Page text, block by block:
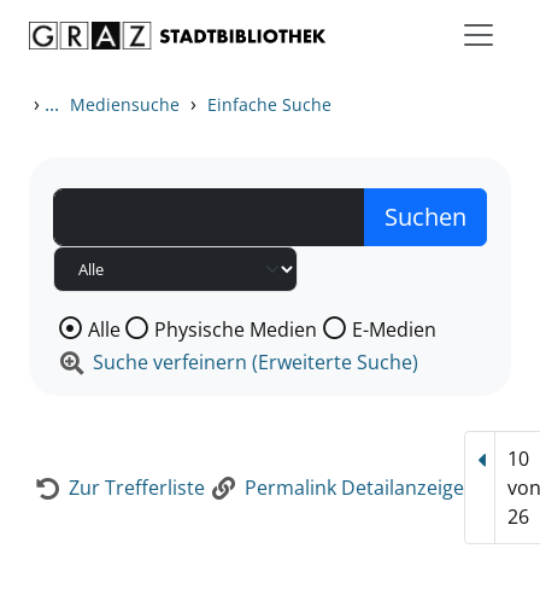
› ... Mediensuche › Einfache Suche
Wählen Sie die Medienart nach der Sie suchen wollen.
Alle Physische Medien
E-Medien
Suche verfeinern (Erweiterte Suche)
Zur Trefferliste Permalink Detailanzeige
10
von
26